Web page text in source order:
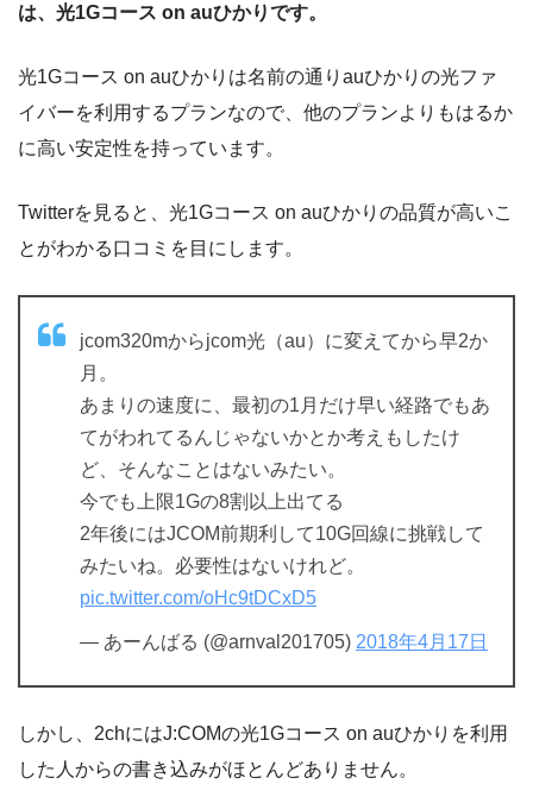
は、光1Gコース on auひかりです。
光1Gコース on auひかりは名前の通りauひかりの光ファ
イバーを利用するプランなので、他のプランよりもはるか
に高い安定性を持っています。
Twitterを見ると、光1Gコース on auひかりの品質が高いこ
とがわかる口コミを目にします。
jcom320mからjcom光（au）に変えてから早2か
月。
あまりの速度に、最初の1月だけ早い経路でもあ
てがわれてるんじゃないかとか考えもしたけ
ど、そんなことはないみたい。
今でも上限1Gの8割以上出てる
2年後にはJCOM前期利して10G回線に挑戦して
みたいね。必要性はないけれど。
pic.twitter.com/oHc9tDCxD5
— あーんばる (@arnval201705) 2018年4月17日
しかし、2chにはJ:COMの光1Gコース on auひかりを利用
した人からの書き込みがほとんどありません。